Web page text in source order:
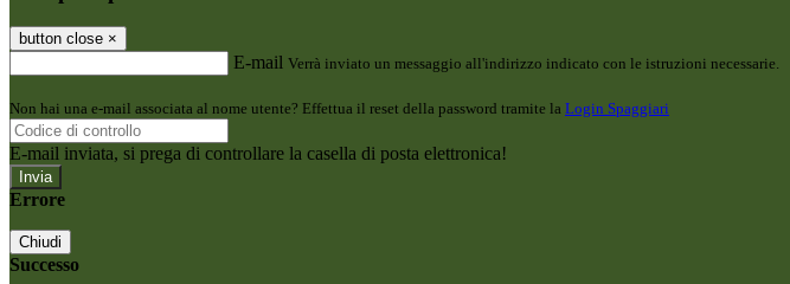
button close ×
E-mail Verrà inviato un messaggio all'indirizzo indicato con le istruzioni necessarie.
Non hai una e-mail associata al nome utente? Effettua il reset della password tramite la Login Spaggiari
E-mail inviata, si prega di controllare la casella di posta elettronica!
Errore
Chiudi
Successo